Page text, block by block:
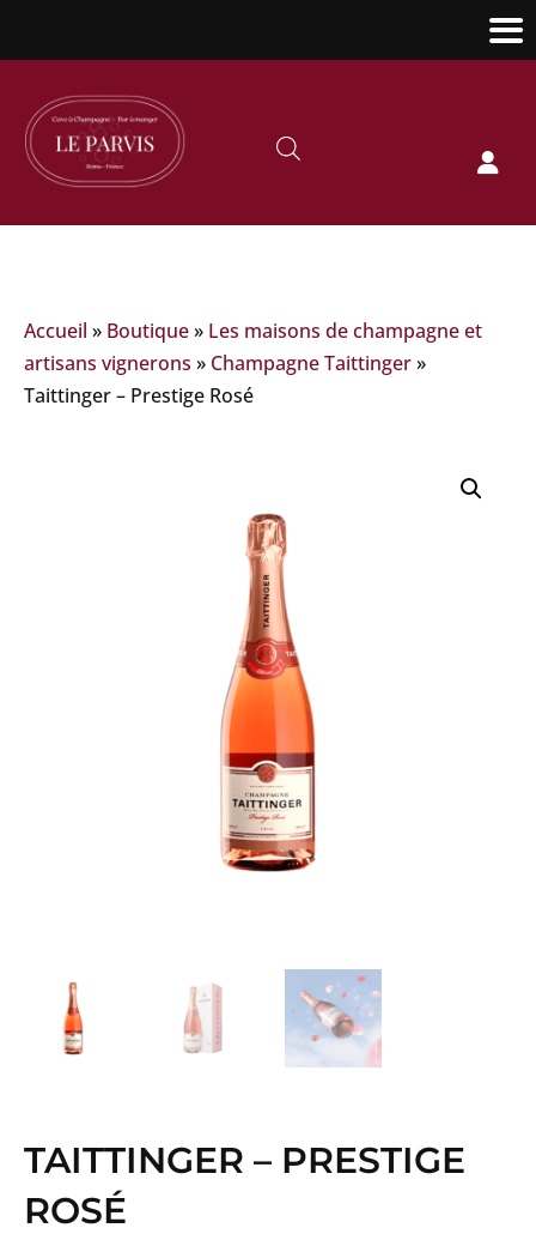

Accueil » Boutique» Les maisons de champagne et
artisans vignerons » Champagne Taittinger»
Taittinger – Prestige Rosé
TAITTINGER – PRESTIGE
ROSÉ